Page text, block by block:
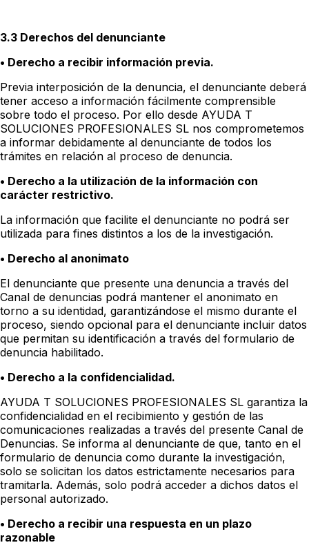
3.3 Derechos del denunciante
• Derecho a recibir información previa.
Previa interposición de la denuncia, el denunciante deberá
tener acceso a información fácilmente comprensible
sobre todo el proceso. Por ello desde AYUDA T
SOLUCIONES PROFESIONALES SL nos comprometemos
a informar debidamente al denunciante de todos los
trámites en relación al proceso de denuncia.
• Derecho a la utilización de la información con
carácter restrictivo.
La información que facilite el denunciante no podrá ser
utilizada para fines distintos a los de la investigación.
• Derecho al anonimato
El denunciante que presente una denuncia a través del
Canal de denuncias podrá mantener el anonimato en
torno a su identidad, garantizándose el mismo durante el
proceso, siendo opcional para el denunciante incluir datos
que permitan su identificación a través del formulario de
denuncia habilitado.
• Derecho a la confidencialidad.
AYUDA T SOLUCIONES PROFESIONALES SL garantiza la
confidencialidad en el recibimiento y gestión de las
comunicaciones realizadas a través del presente Canal de
Denuncias. Se informa al denunciante de que, tanto en el
formulario de denuncia como durante la investigación,
solo se solicitan los datos estrictamente necesarios para
tramitarla. Además, solo podrá acceder a dichos datos el
personal autorizado.
• Derecho a recibir una respuesta en un plazo
razonable